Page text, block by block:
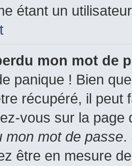
étant un
mon mot de
panique ! Bien
récupéré, il peut
vous sur la
mon mot de passe.
être en mesure